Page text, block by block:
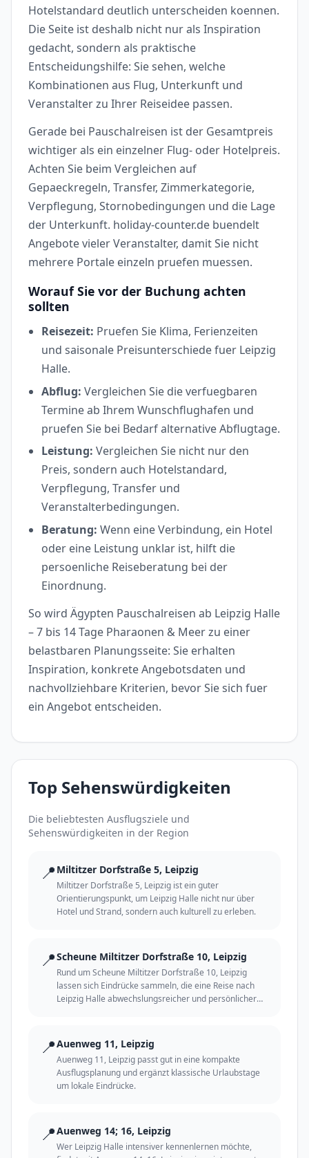
Hotelstandard deutlich unterscheiden koennen.
Die Seite ist deshalb nicht nur als Inspiration
gedacht, sondern als praktische
Entscheidungshilfe: Sie sehen, welche
Kombinationen aus Flug, Unterkunft und
Veranstalter zu Ihrer Reiseidee passen.
Gerade bei Pauschalreisen ist der Gesamtpreis
wichtiger als ein einzelner Flug- oder Hotelpreis.
Achten Sie beim Vergleichen auf
Gepaeckregeln, Transfer, Zimmerkategorie,
Verpflegung, Stornobedingungen und die Lage
der Unterkunft. holiday-counter.de buendelt
Angebote vieler Veranstalter, damit Sie nicht
mehrere Portale einzeln pruefen muessen.
Worauf Sie vor der Buchung achten
sollten
Reisezeit: Pruefen Sie Klima, Ferienzeiten
und saisonale Preisunterschiede fuer Leipzig
Halle.
Abflug: Vergleichen Sie die verfuegbaren
Termine ab Ihrem Wunschflughafen und
pruefen Sie bei Bedarf alternative Abflugtage.
Leistung: Vergleichen Sie nicht nur den
Preis, sondern auch Hotelstandard,
Verpflegung, Transfer und
Veranstalterbedingungen.
Beratung: Wenn eine Verbindung, ein Hotel
oder eine Leistung unklar ist, hilft die
persoenliche Reiseberatung bei der
Einordnung.
So wird Ägypten Pauschalreisen ab Leipzig Halle
– 7 bis 14 Tage Pharaonen & Meer zu einer
belastbaren Planungsseite: Sie erhalten
Inspiration, konkrete Angebotsdaten und
nachvollziehbare Kriterien, bevor Sie sich fuer
ein Angebot entscheiden.
Top Sehenswürdigkeiten
Die beliebtesten Ausflugsziele und
Sehenswürdigkeiten in der Region
📍 Miltitzer Dorfstraße 5, Leipzig
Miltitzer Dorfstraße 5, Leipzig ist ein guter
Orientierungspunkt, um Leipzig Halle nicht nur über
Hotel und Strand, sondern auch kulturell zu erleben.
📍Scheune Miltitzer Dorfstraße 10, Leipzig
Rund um Scheune Miltitzer Dorfstraße 10, Leipzig
lassen sich Eindrücke sammeln, die eine Reise nach
Leipzig Halle abwechslungsreicher und persönlicher
📍Auenweg 11, Leipzig
Auenweg 11, Leipzig passt gut in eine kompakte
Ausflugsplanung und ergänzt klassische Urlaubstage
um lokale Eindrücke.
📍Auenweg 14; 16, Leipzig
Wer Leipzig Halle intensiver kennenlernen möchte,